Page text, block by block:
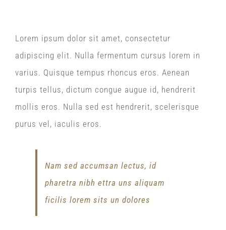
Lorem ipsum dolor sit amet, consectetur
adipiscing elit. Nulla fermentum cursus lorem in
varius. Quisque tempus rhoncus eros. Aenean
turpis tellus, dictum congue augue id, hendrerit
mollis eros. Nulla sed est hendrerit, scelerisque
purus vel, iaculis eros.
Nam sed accumsan lectus, id
pharetra nibh ettra uns aliquam
ficilis lorem sits un dolores